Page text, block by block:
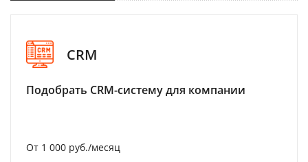
CRM
Подобрать CRM-систему для компании
От 1 000 руб./месяц